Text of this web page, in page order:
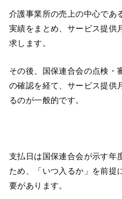
介護事業所の売上の中心であ
実績をまとめ、サービス提供
求します。
その後、国保連合会の点検・
の確認を経て、サービス提供
るのが一般的です。
支払日は国保連合会が示す年
ため、「いつ入るか」を前提
要があります。